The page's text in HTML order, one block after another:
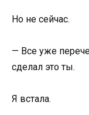
Но не сейчас.
— Все уже
сделал это ты.
Я встала.